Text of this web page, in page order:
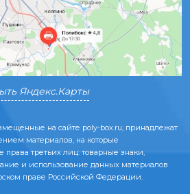
Яндекс.Карты
на сайте poly-box.ru, принадлежат
материалов, на которые
права третьих лиц: товарные знаки,
и использование данных материалов
праве Российской Федерации.